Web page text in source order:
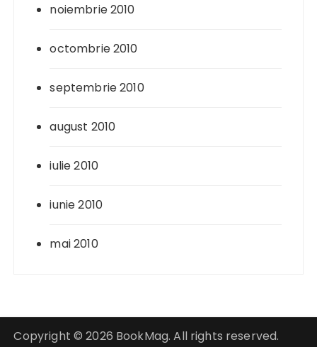
noiembrie 2010
octombrie 2010
septembrie 2010
august 2010
iulie 2010
iunie 2010
mai 2010
Copyright © 2026 BookMag. All rights reserved.